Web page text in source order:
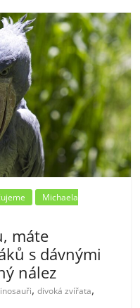
Michaela
máte
s dávnými
nález
,divoká zvířata,